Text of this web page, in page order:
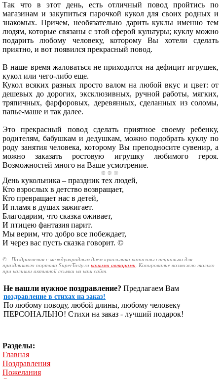
Так что в этот день, есть отличный повод пройтись по
магазинам и закупиться парочкой кукол для своих родных и
знакомых. Причем, необязательно дарить куклы именно тем
людям, которые связаны с этой сферой культуры; куклу можно
подарить любому человеку, которому Вы хотели сделать
приятно, и вот появился прекрасный повод.
В наше время жаловаться не приходится на дефицит игрушек,
кукол или чего-либо еще.
Кукол всяких разных просто валом на любой вкус и цвет: от
дешевых до дорогих, эксклюзивных, ручной работы, мягких,
тряпичных, фарфоровых, деревянных, сделанных из соломы,
папье-маше и так далее.
Это прекрасный повод сделать приятное своему ребенку,
родителям, бабушкам и дедушкам, можно подобрать куклу по
роду занятия человека, которому Вы преподносите сувенир, а
можно заказать ростовую игрушку любимого героя.
Возможностей много на Ваше усмотрение.
День кукольника – праздник тех людей,
Кто взрослых в детство возвращает,
Кто превращает нас в детей,
И пламя в душах зажигает.
Благодарим, что сказка оживает,
И птицею фантазия парит.
Мы верим, что добро все побеждает,
И через вас пусть сказка говорит. ©
© - Поздравления с международным днем кукольника написаны специально для
праздничного портала SuperTosty.ru нашими авторами . Копирование возможно только
при наличии активной ссылки на наш сайт.
Не нашли нужное поздравление? Предлагаем Вам
поздравление в стихах на заказ!
По любому поводу, любой длины, любому человеку
ПЕРСОНАЛЬНО! Стихи на заказ - лучший подарок!
Разделы:
Главная
Поздравления
Пожелания